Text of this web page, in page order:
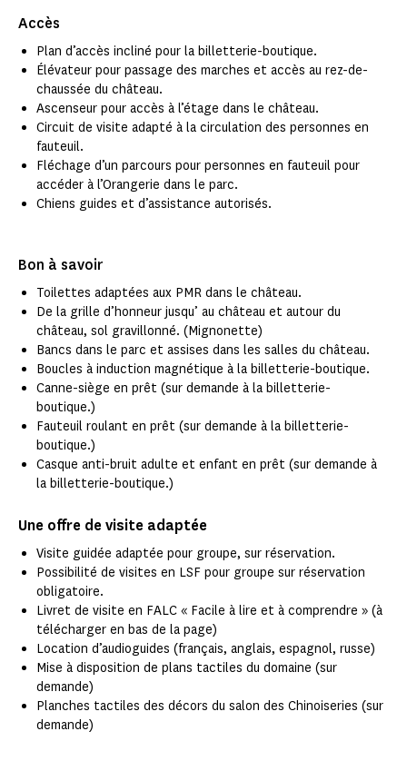
Accès
Plan d’accès incliné pour la billetterie-boutique.
Élévateur pour passage des marches et accès au rez-de-
chaussée du château.
Ascenseur pour accès à l’étage dans le château.
Circuit de visite adapté à la circulation des personnes en
fauteuil.
Fléchage d’un parcours pour personnes en fauteuil pour
accéder à l’Orangerie dans le parc.
Chiens guides et d’assistance autorisés.
Bon à savoir
Toilettes adaptées aux PMR dans le château.
De la grille d’honneur jusqu’ au château et autour du
château, sol gravillonné. (Mignonette)
Bancs dans le parc et assises dans les salles du château.
Boucles à induction magnétique à la billetterie-boutique.
Canne-siège en prêt (sur demande à la billetterie-
boutique.)
Fauteuil roulant en prêt (sur demande à la billetterie-
boutique.)
Casque anti-bruit adulte et enfant en prêt (sur demande à
la billetterie-boutique.)
Une offre de visite adaptée
Visite guidée adaptée pour groupe, sur réservation.
Possibilité de visites en LSF pour groupe sur réservation
obligatoire.
Livret de visite en FALC « Facile à lire et à comprendre » (à
télécharger en bas de la page)
Location d’audioguides (français, anglais, espagnol, russe)
Mise à disposition de plans tactiles du domaine (sur
demande)
Planches tactiles des décors du salon des Chinoiseries (sur
demande)